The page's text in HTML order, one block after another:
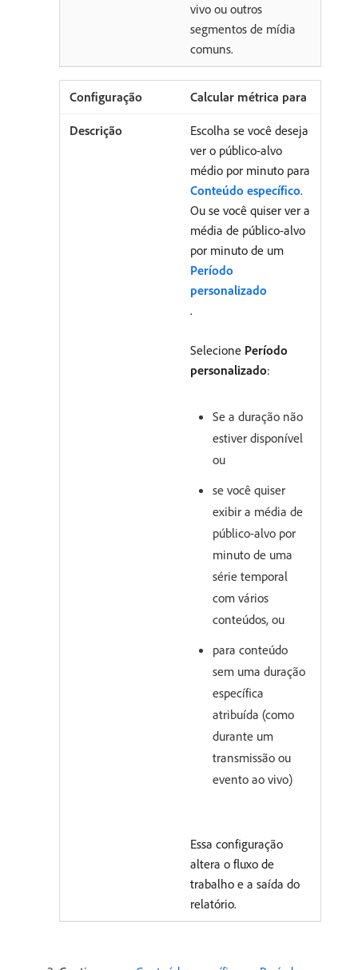
vivo ou outros
segmentos de mídia
comuns.
Calcular métrica para
Escolha se você deseja
ver o público-alvo
médio por minuto para
Conteúdo específico.
Ou se você quiser ver a
média de público-alvo
por minuto de um
Período
personalizado
.
Selecione Período
personalizado:
Se a duração não
estiver disponível
ou
se você quiser
exibir a média de
público-alvo por
minuto de uma
série temporal
com vários
conteúdos, ou
para conteúdo
sem uma duração
específica
atribuída (como
durante um
transmissão ou
evento ao vivo)
Essa configuração
altera o fluxo de
trabalho e a saída do
relatório.